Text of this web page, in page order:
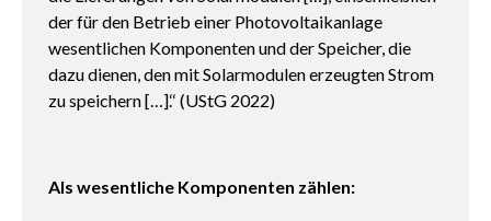
der für den Betrieb einer Photovoltaikanlage
wesentlichen Komponenten und der Speicher, die
dazu dienen, den mit Solarmodulen erzeugten Strom
zu speichern […].‘‘ (UStG 2022)
Als wesentliche Komponenten zählen: